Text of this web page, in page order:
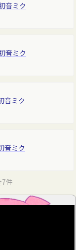
音ミク
音ミク
音ミク
音ミク
件